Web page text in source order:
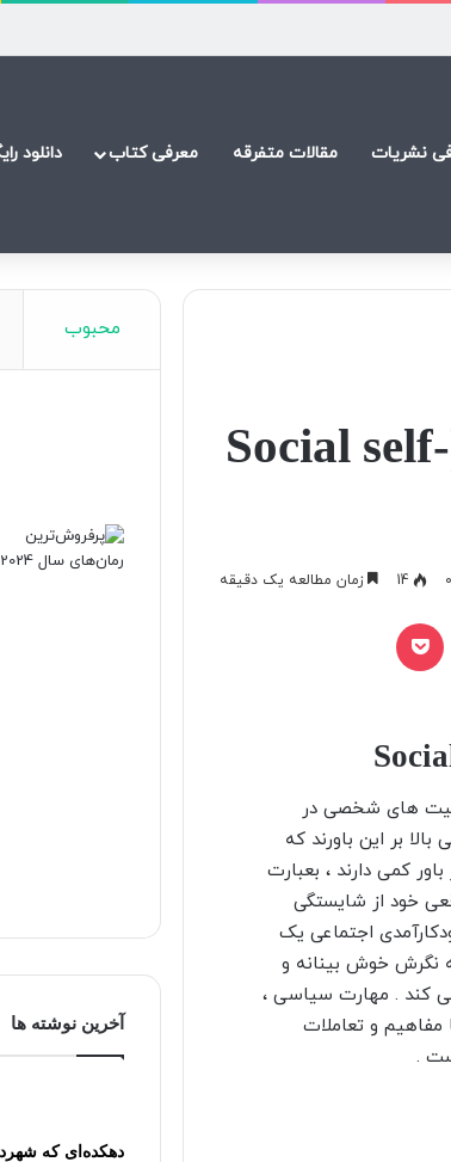
نشریات مقالات متفرقه معرفی کتاب دانلود
خودکارآمدی اجتماعی چیست؟ (Social self-
0
14 زمان مطالعه یک دقیقه
های شخصی در
بر این باورند که
کمی دارند ، بعبارت
خود از شایستگی
اجتماعی یک
نگرش خوش بینانه و
کند . مهارت سیاسی ،
و تعاملات
.
محبوب
آخرین نوشته ها
دهکده‌ای که